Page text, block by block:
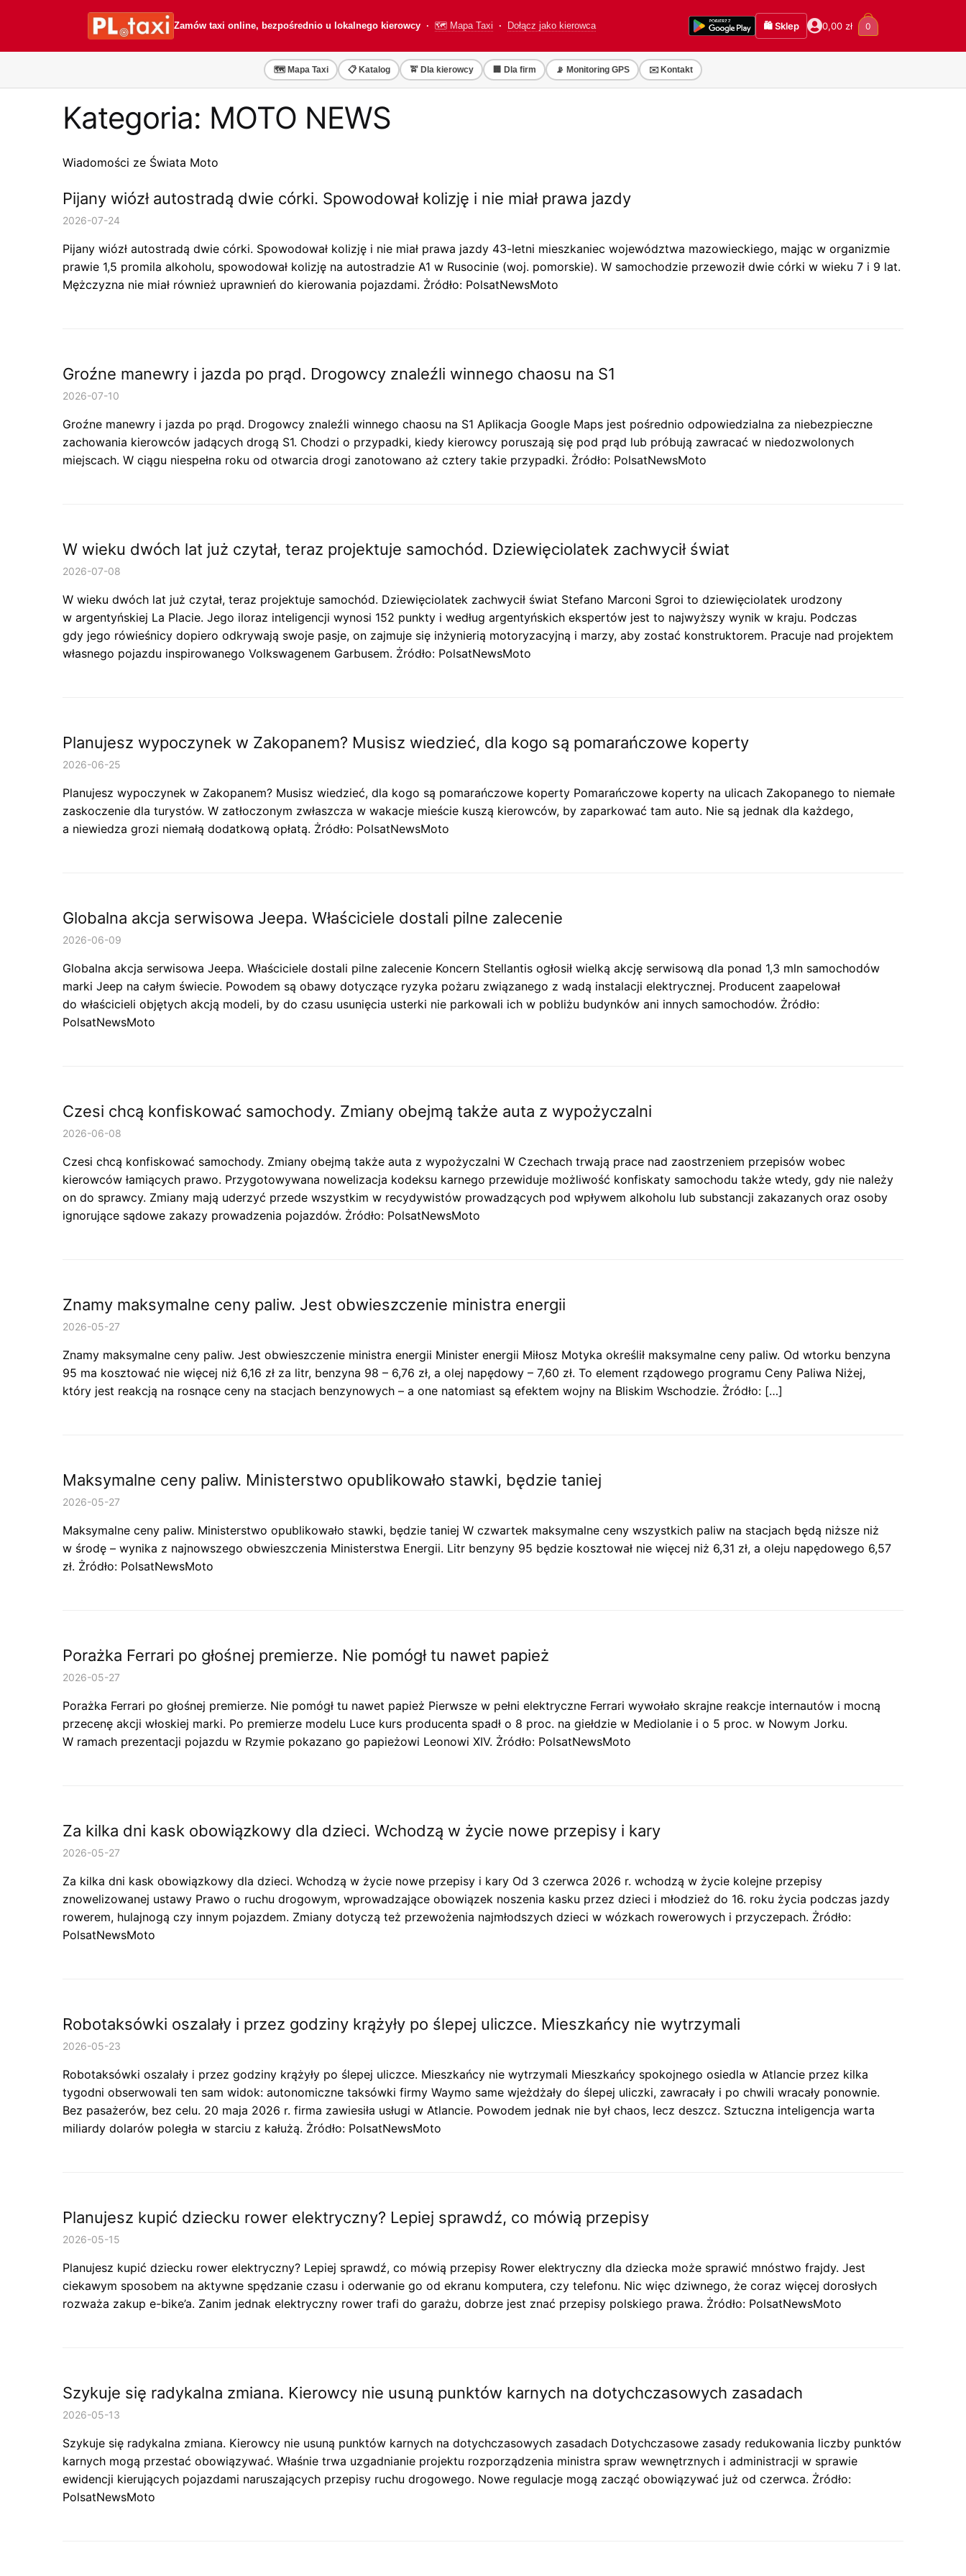
Zamów taxi online, bezpośrednio u lokalnego kierowcy · 🗺️ Mapa Taxi · Dołącz jako kierowca 🛍️ Sklep 0,00 zł 0
🗺️ Mapa Taxi 📋 Katalog 🚖 Dla kierowcy 🏢 Dla firm 📡 Monitoring GPS ✉️ Kontakt
Kategoria: MOTO NEWS
Wiadomości ze Świata Moto
Pijany wiózł autostradą dwie córki. Spowodował kolizję i nie miał prawa jazdy
2026-07-24
Pijany wiózł autostradą dwie córki. Spowodował kolizję i nie miał prawa jazdy 43-letni mieszkaniec województwa mazowieckiego, mając w organizmie
prawie 1,5 promila alkoholu, spowodował kolizję na autostradzie A1 w Rusocinie (woj. pomorskie). W samochodzie przewoził dwie córki w wieku 7 i 9 lat.
Mężczyzna nie miał również uprawnień do kierowania pojazdami. Żródło: PolsatNewsMoto
Groźne manewry i jazda po prąd. Drogowcy znaleźli winnego chaosu na S1
2026-07-10
Groźne manewry i jazda po prąd. Drogowcy znaleźli winnego chaosu na S1 Aplikacja Google Maps jest pośrednio odpowiedzialna za niebezpieczne
zachowania kierowców jadących drogą S1. Chodzi o przypadki, kiedy kierowcy poruszają się pod prąd lub próbują zawracać w niedozwolonych
miejscach. W ciągu niespełna roku od otwarcia drogi zanotowano aż cztery takie przypadki. Żródło: PolsatNewsMoto
W wieku dwóch lat już czytał, teraz projektuje samochód. Dziewięciolatek zachwycił świat
2026-07-08
W wieku dwóch lat już czytał, teraz projektuje samochód. Dziewięciolatek zachwycił świat Stefano Marconi Sgroi to dziewięciolatek urodzony
w argentyńskiej La Placie. Jego iloraz inteligencji wynosi 152 punkty i według argentyńskich ekspertów jest to najwyższy wynik w kraju. Podczas
gdy jego rówieśnicy dopiero odkrywają swoje pasje, on zajmuje się inżynierią motoryzacyjną i marzy, aby zostać konstruktorem. Pracuje nad projektem
własnego pojazdu inspirowanego Volkswagenem Garbusem. Żródło: PolsatNewsMoto
Planujesz wypoczynek w Zakopanem? Musisz wiedzieć, dla kogo są pomarańczowe koperty
2026-06-25
Planujesz wypoczynek w Zakopanem? Musisz wiedzieć, dla kogo są pomarańczowe koperty Pomarańczowe koperty na ulicach Zakopanego to niemałe
zaskoczenie dla turystów. W zatłoczonym zwłaszcza w wakacje mieście kuszą kierowców, by zaparkować tam auto. Nie są jednak dla każdego,
a niewiedza grozi niemałą dodatkową opłatą. Żródło: PolsatNewsMoto
Globalna akcja serwisowa Jeepa. Właściciele dostali pilne zalecenie
2026-06-09
Globalna akcja serwisowa Jeepa. Właściciele dostali pilne zalecenie Koncern Stellantis ogłosił wielką akcję serwisową dla ponad 1,3 mln samochodów
marki Jeep na całym świecie. Powodem są obawy dotyczące ryzyka pożaru związanego z wadą instalacji elektrycznej. Producent zaapelował
do właścicieli objętych akcją modeli, by do czasu usunięcia usterki nie parkowali ich w pobliżu budynków ani innych samochodów. Żródło:
PolsatNewsMoto
Czesi chcą konfiskować samochody. Zmiany obejmą także auta z wypożyczalni
2026-06-08
Czesi chcą konfiskować samochody. Zmiany obejmą także auta z wypożyczalni W Czechach trwają prace nad zaostrzeniem przepisów wobec
kierowców łamiących prawo. Przygotowywana nowelizacja kodeksu karnego przewiduje możliwość konfiskaty samochodu także wtedy, gdy nie należy
on do sprawcy. Zmiany mają uderzyć przede wszystkim w recydywistów prowadzących pod wpływem alkoholu lub substancji zakazanych oraz osoby
ignorujące sądowe zakazy prowadzenia pojazdów. Żródło: PolsatNewsMoto
Znamy maksymalne ceny paliw. Jest obwieszczenie ministra energii
2026-05-27
Znamy maksymalne ceny paliw. Jest obwieszczenie ministra energii Minister energii Miłosz Motyka określił maksymalne ceny paliw. Od wtorku benzyna
95 ma kosztować nie więcej niż 6,16 zł za litr, benzyna 98 – 6,76 zł, a olej napędowy – 7,60 zł. To element rządowego programu Ceny Paliwa Niżej,
który jest reakcją na rosnące ceny na stacjach benzynowych – a one natomiast są efektem wojny na Bliskim Wschodzie. Żródło: […]
Maksymalne ceny paliw. Ministerstwo opublikowało stawki, będzie taniej
2026-05-27
Maksymalne ceny paliw. Ministerstwo opublikowało stawki, będzie taniej W czwartek maksymalne ceny wszystkich paliw na stacjach będą niższe niż
w środę – wynika z najnowszego obwieszczenia Ministerstwa Energii. Litr benzyny 95 będzie kosztował nie więcej niż 6,31 zł, a oleju napędowego 6,57
zł. Żródło: PolsatNewsMoto
Porażka Ferrari po głośnej premierze. Nie pomógł tu nawet papież
2026-05-27
Porażka Ferrari po głośnej premierze. Nie pomógł tu nawet papież Pierwsze w pełni elektryczne Ferrari wywołało skrajne reakcje internautów i mocną
przecenę akcji włoskiej marki. Po premierze modelu Luce kurs producenta spadł o 8 proc. na giełdzie w Mediolanie i o 5 proc. w Nowym Jorku.
W ramach prezentacji pojazdu w Rzymie pokazano go papieżowi Leonowi XIV. Żródło: PolsatNewsMoto
Za kilka dni kask obowiązkowy dla dzieci. Wchodzą w życie nowe przepisy i kary
2026-05-27
Za kilka dni kask obowiązkowy dla dzieci. Wchodzą w życie nowe przepisy i kary Od 3 czerwca 2026 r. wchodzą w życie kolejne przepisy
znowelizowanej ustawy Prawo o ruchu drogowym, wprowadzające obowiązek noszenia kasku przez dzieci i młodzież do 16. roku życia podczas jazdy
rowerem, hulajnogą czy innym pojazdem. Zmiany dotyczą też przewożenia najmłodszych dzieci w wózkach rowerowych i przyczepach. Żródło:
PolsatNewsMoto
Robotaksówki oszalały i przez godziny krążyły po ślepej uliczce. Mieszkańcy nie wytrzymali
2026-05-23
Robotaksówki oszalały i przez godziny krążyły po ślepej uliczce. Mieszkańcy nie wytrzymali Mieszkańcy spokojnego osiedla w Atlancie przez kilka
tygodni obserwowali ten sam widok: autonomiczne taksówki firmy Waymo same wjeżdżały do ślepej uliczki, zawracały i po chwili wracały ponownie.
Bez pasażerów, bez celu. 20 maja 2026 r. firma zawiesiła usługi w Atlancie. Powodem jednak nie był chaos, lecz deszcz. Sztuczna inteligencja warta
miliardy dolarów poległa w starciu z kałużą. Żródło: PolsatNewsMoto
Planujesz kupić dziecku rower elektryczny? Lepiej sprawdź, co mówią przepisy
2026-05-15
Planujesz kupić dziecku rower elektryczny? Lepiej sprawdź, co mówią przepisy Rower elektryczny dla dziecka może sprawić mnóstwo frajdy. Jest
ciekawym sposobem na aktywne spędzanie czasu i oderwanie go od ekranu komputera, czy telefonu. Nic więc dziwnego, że coraz więcej dorosłych
rozważa zakup e-bike’a. Zanim jednak elektryczny rower trafi do garażu, dobrze jest znać przepisy polskiego prawa. Żródło: PolsatNewsMoto
Szykuje się radykalna zmiana. Kierowcy nie usuną punktów karnych na dotychczasowych zasadach
2026-05-13
Szykuje się radykalna zmiana. Kierowcy nie usuną punktów karnych na dotychczasowych zasadach Dotychczasowe zasady redukowania liczby punktów
karnych mogą przestać obowiązywać. Właśnie trwa uzgadnianie projektu rozporządzenia ministra spraw wewnętrznych i administracji w sprawie
ewidencji kierujących pojazdami naruszających przepisy ruchu drogowego. Nowe regulacje mogą zacząć obowiązywać już od czerwca. Żródło:
PolsatNewsMoto